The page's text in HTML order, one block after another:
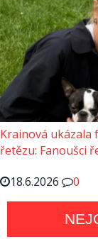
Krainová
řetězu: Fanoušci
18.6.2026
0